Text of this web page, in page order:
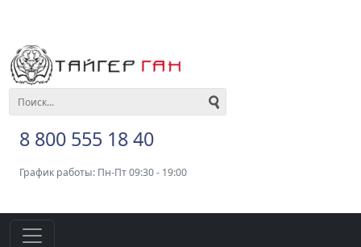
8 800 555 18 40
График работы: Пн-Пт 09:30 - 19:00